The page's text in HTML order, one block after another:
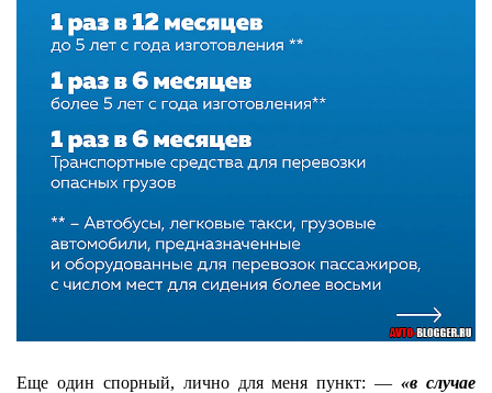
Еще один спорный, лично для меня пункт: —«в случае